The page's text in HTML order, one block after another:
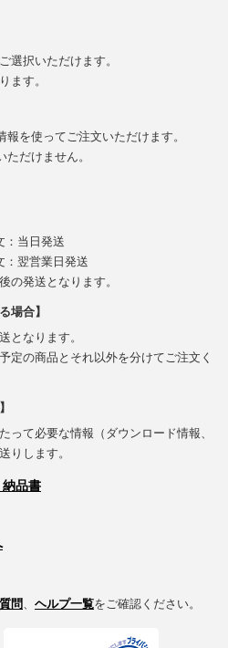
選択いただけます。
ます。
を使ってご注文いただけます。
だけません。
：当日発送
：翌営業日発送
の発送となります。
場合】
となります。
定の商品とそれ以外を分けてご注文く
って必要な情報（ダウンロード情報、
りします。
品書
問、 ヘルプ一覧をご確認ください。